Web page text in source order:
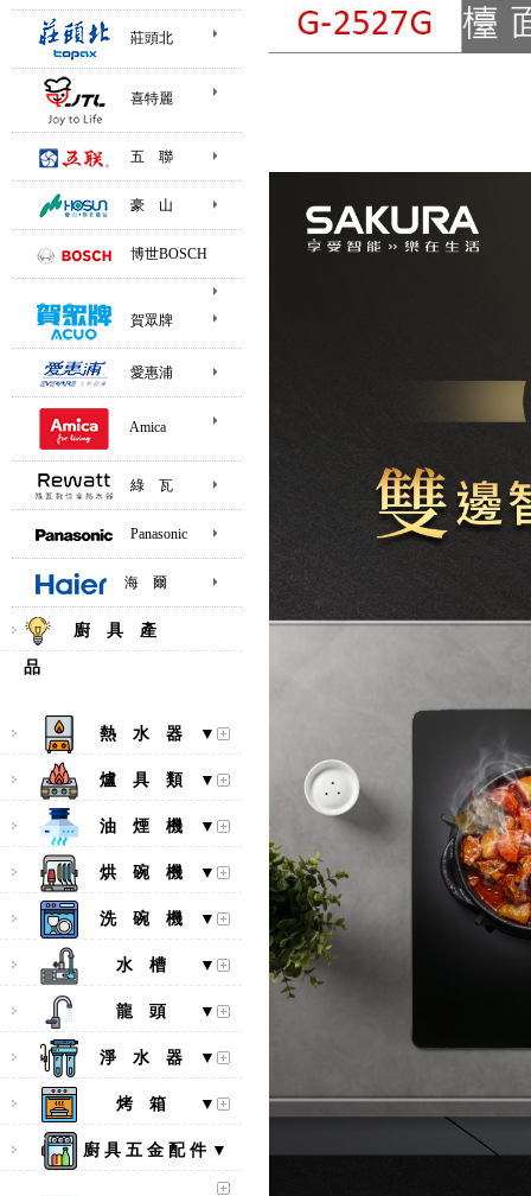
莊頭北
喜特麗
五 聯
豪 山
博世BOSCH
賀眾牌
愛惠浦
Amica
綠 瓦
Panasonic
海 爾
廚 具 產
品
熱 水 器 ▼
爐 具 類 ▼
油 煙 機 ▼
烘 碗 機 ▼
洗 碗 機 ▼
水 槽 ▼
龍 頭 ▼
淨 水 器 ▼
烤 箱 ▼
廚 具 五 金 配 件 ▼
【林內Rinnai】 RB-L2600S(A)
彩焱系列 檯面式彩焱不銹鋼雙